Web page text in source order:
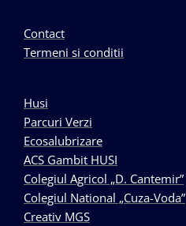
Contact
Termeni si conditii
Husi
Parcuri Verzi
Ecosalubrizare
ACS Gambit HUSI
Colegiul Agricol „D. Cantemir”
Colegiul National „Cuza-Voda”
Creativ MGS